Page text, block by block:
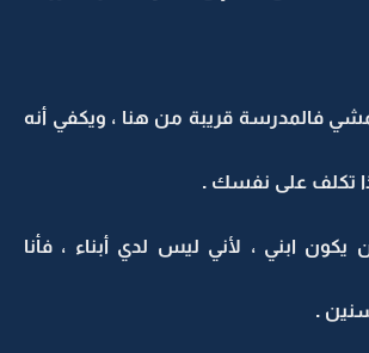
فالمدرسة قريبة من هنا ، ويكفي أنه
تكلف على نفسك .
يكون ابني ، لأني ليس لدي أبناء ، فأنا
.